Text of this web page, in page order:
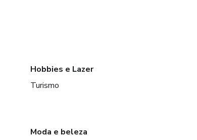
Hobbies e Lazer
Turismo
Moda e beleza